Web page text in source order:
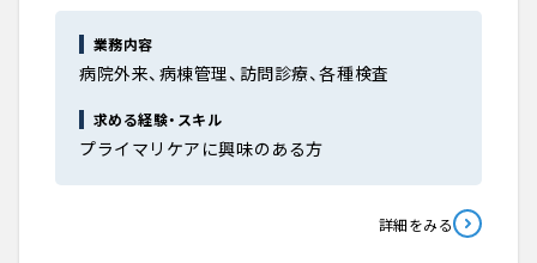
業務内容
病院外来、病棟管理、訪問診療、各種検査
求める経験・スキル
プライマリケアに興味のある方
詳細をみる